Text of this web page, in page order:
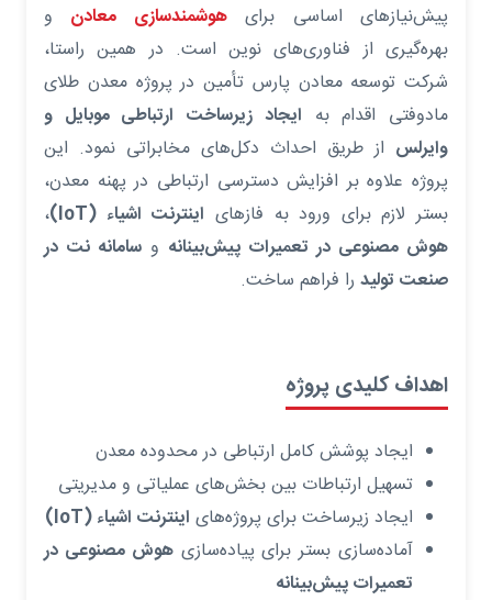
پیش‌نیازهای اساسی برایهوشمندسازی معادن و
بهره‌گیری از فناوری‌های نوین است. در همین راستا،
شرکت توسعه معادن پارس تأمین در پروژه معدن طلای
مادوفتی اقدام به ایجاد زیرساخت ارتباطی موبایل و
وایرلس از طریق احداث دکل‌های مخابراتی نمود. این
پروژه علاوه بر افزایش دسترسی ارتباطی در پهنه معدن،
بستر لازم برای ورود به فازهای اینترنت اشیاء (IoT)
،
هوش مصنوعی در تعمیرات پیش‌بینانه و سامانه نت در
صنعت تولید را فراهم ساخت.
اهداف کلیدی پروژه
ایجاد پوشش کامل ارتباطی در محدوده معدن
تسهیل ارتباطات بین بخش‌های عملیاتی و مدیریتی
ایجاد زیرساخت برای پروژه‌های اینترنت اشیاء (IoT)
آماده‌سازی بستر برای پیاده‌سازیهوش مصنوعی در
تعمیرات پیش‌بینانه